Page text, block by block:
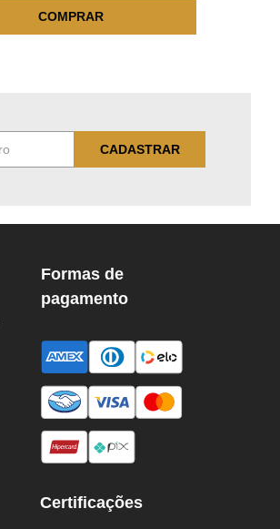
COMPRAR
CADASTRAR
Formas de
pagamento
Certificações